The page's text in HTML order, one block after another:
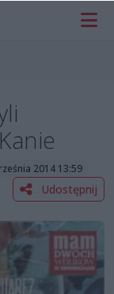
2014 13:59
Udostępnij